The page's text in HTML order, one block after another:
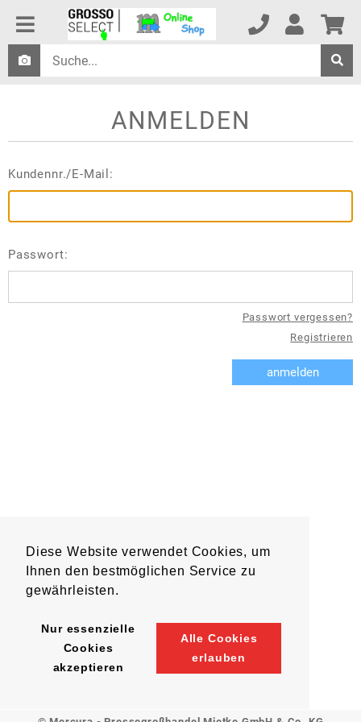
Diese Website verwendet Cookies, um
Ihnen den bestmöglichen Service zu
gewährleisten.
Nur essenzielle
Cookies
akzeptieren
Alle Cookies
erlauben
ANMELDEN
Kundennr./E-Mail:
Passwort:
Passwort vergessen?
Registrieren
anmelden